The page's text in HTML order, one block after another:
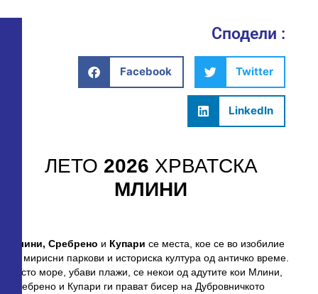
Сподели :
Facebook Twitter
LinkedIn
ЛЕТО 2026 ХРВАТСКА
МЛИНИ
Млини, Сребрено и Купарисе места, кое се во изобилие
на мирисни паркови и историска култура од античко време.
Чисто море, убави плажи, се некои од адутите кои Млини,
Сребрено и Купари ги прават бисер на Дубровничкото